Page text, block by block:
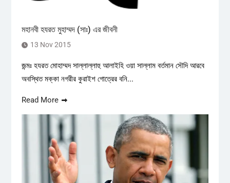
মহানবী হযরত মুহাম্মদ (সাঃ) এর জীবনী
13 Nov 2015
জন্মঃ হযরত মোহাম্মদ সাল্লাল্লাহু আলাইহি ওয়া সাল্লাম বর্তমান সৌদি আরবে
অবস্থিত মক্কা নগরীর কুরাইশ গোত্রের বনি...
Read More